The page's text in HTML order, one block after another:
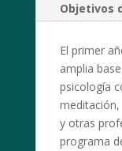
Objetivos
El primer
amplia
psicología
y otras
programa